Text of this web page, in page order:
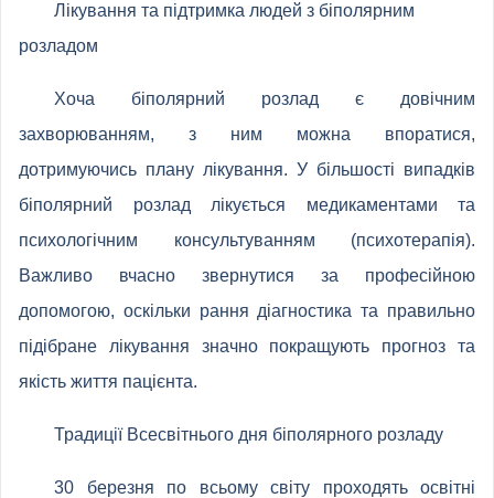
Лікування та підтримка людей з біполярним
розладом
Хоча біполярний розлад є довічним
захворюванням, з ним можна впоратися,
дотримуючись плану лікування. У більшості випадків
біполярний розлад лікується медикаментами та
психологічним консультуванням (психотерапія).
Важливо вчасно звернутися за професійною
допомогою, оскільки рання діагностика та правильно
підібране лікування значно покращують прогноз та
якість життя пацієнта.
Традиції Всесвітнього дня біполярного розладу
30 березня по всьому світу проходять освітні